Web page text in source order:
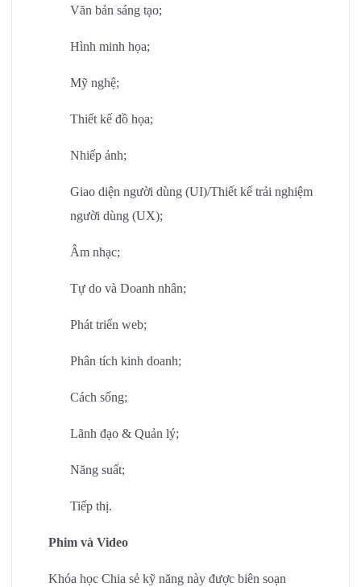
Văn bản sáng tạo;
Hình minh họa;
Mỹ nghệ;
Thiết kế đồ họa;
Nhiếp ảnh;
Giao diện người dùng (UI)/Thiết kế trải nghiệm
người dùng (UX);
Âm nhạc;
Tự do và Doanh nhân;
Phát triển web;
Phân tích kinh doanh;
Cách sống;
Lãnh đạo & Quản lý;
Năng suất;
Tiếp thị.
Phim và Video
Khóa học Chia sẻ kỹ năng này được biên soạn